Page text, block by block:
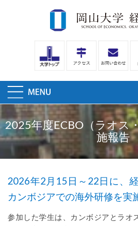
2025年度ECBO（ラオス
施報告
2026年2月15日～22日に、
カンボジアでの海外研修を実
参加した学生は、カンボジアとラオ